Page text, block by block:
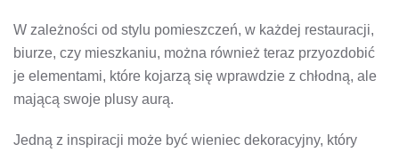
W zależności od stylu pomieszczeń, w każdej restauracji,
biurze, czy mieszkaniu, można również teraz przyozdobić
je elementami, które kojarzą się wprawdzie z chłodną, ale
mającą swoje plusy aurą.
Jedną z inspiracji może być wieniec dekoracyjny, który